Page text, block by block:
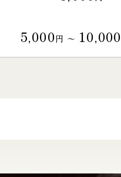
5,000円 〜 10,000